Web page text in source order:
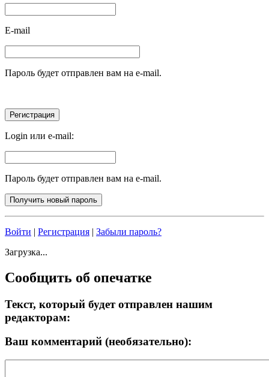
E-mail
Пароль будет отправлен вам на e-mail.
Login или e-mail:
Пароль будет отправлен вам на e-mail.
Войти | Регистрация | Забыли пароль?
Загрузка...
Сообщить об опечатке
Текст, который будет отправлен нашим
редакторам:
Ваш комментарий (необязательно):